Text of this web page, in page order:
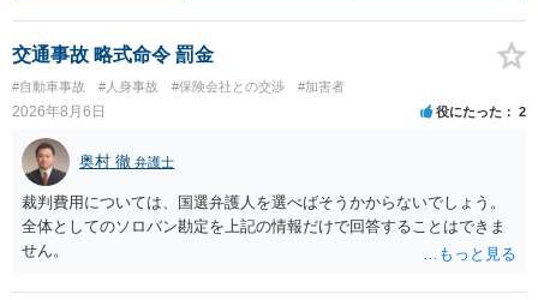
交通事故 略式命令 罰金
#自動車事故 #人身事故 #保険会社との交渉 #加害者
2026年8月6日 役にたった 2
奥村 徹 弁護士
裁判費用については、国選弁護人を選べばそうかからないでしょう。
全体としてのソロバン勘定を上記の情報だけで回答することはできま
せん。